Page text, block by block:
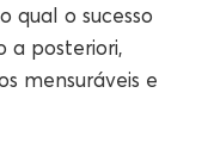
qual o sucesso
a posteriori,
mensuráveis e